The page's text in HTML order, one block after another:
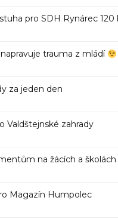
pro SDH Rynárec 120
trauma z mládí
za jeden den
Valdštejnské zahrady
na žácích a školách
Magazín Humpolec